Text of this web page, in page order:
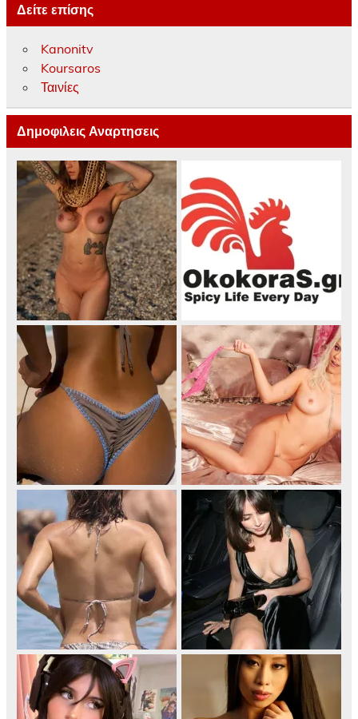
Δείτε επίσης
Kanonitv
Koursaros
Ταινίες
Δημοφιλεις Αναρτησεις